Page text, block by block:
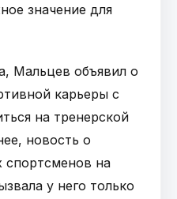
значение для
Мальцев объявил о
карьеры с
на тренерской
новость о
спортсменов на
у него только